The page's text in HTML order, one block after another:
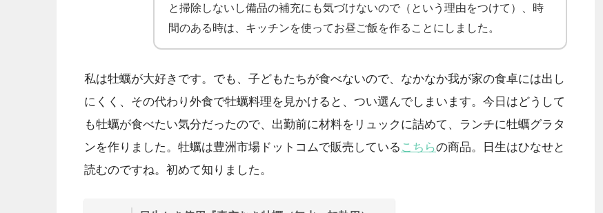
と掃除しないし備品の補充にも気づけないので（という理由をつけて）、時
間のある時は、キッチンを使ってお昼ご飯を作ることにしました。
私は牡蠣が大好きです。でも、子どもたちが食べないので、なかなか我が家の食卓には出し
にくく、その代わり外食で牡蠣料理を見かけると、つい選んでしまいます。今日はどうして
も牡蠣が食べたい気分だったので、出勤前に材料をリュックに詰めて、ランチに牡蠣グラタ
ンを作りました。牡蠣は豊洲市場ドットコムで販売している こちらの商品。日生はひなせと
読むのですね。初めて知りました。